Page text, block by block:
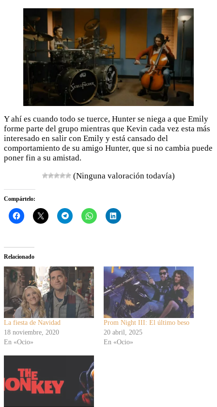
Y ahí es cuando todo se tuerce, Hunter se niega a que Emily
forme parte del grupo mientras que Kevin cada vez esta más
interesado en salir con Emily y está cansado del
comportamiento de su amigo Hunter, que si no cambia puede
poner fin a su amistad.
(Ninguna valoración todavía)
Compártelo:
Relacionado
La fiesta de Navidad
18 noviembre, 2020
En «Ocio»
Prom Night III: El último beso
20 abril, 2025
En «Ocio»